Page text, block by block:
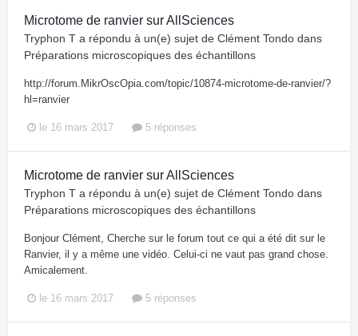
Microtome de ranvier sur AllSciences
Tryphon T a répondu à un(e) sujet de Clément Tondo dans
Préparations microscopiques des échantillons
http://forum.MikrOscOpia.com/topic/10874-microtome-de-ranvier/?
hl=ranvier
le 16 mars 2017 5 réponses
Microtome de ranvier sur AllSciences
Tryphon T a répondu à un(e) sujet de Clément Tondo dans
Préparations microscopiques des échantillons
Bonjour Clément, Cherche sur le forum tout ce qui a été dit sur le
Ranvier, il y a même une vidéo. Celui-ci ne vaut pas grand chose.
Amicalement.
le 16 mars 2017 5 réponses